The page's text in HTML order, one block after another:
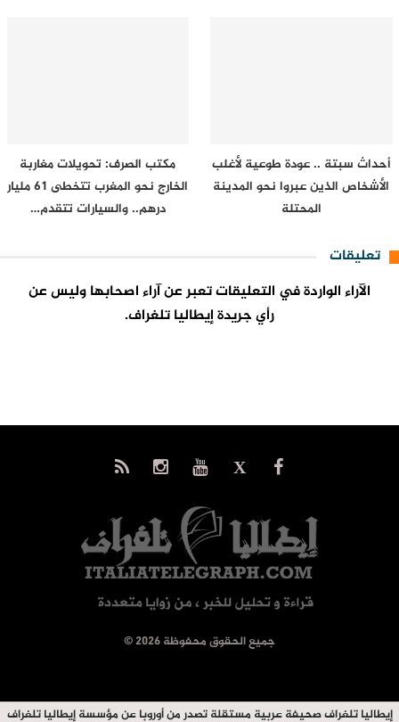
أحداث سبتة .. عودة طوعية لأغلب
الأشخاص الذين عبروا نحو المدينة
المحتلة
مكتب الصرف: تحويلات مغاربة
الخارج نحو المغرب تتخطى 61 مليار
درهم.. والسيارات تتقدم…
تعليقات
الآراء الواردة في التعليقات تعبر عن آراء اصحابها وليس عن
رأي جريدة إيطاليا تلغراف.
© جميع الحقوق محفوظة 2026
إيطاليا تلغراف صحيفة عربية مستقلة تصدر من أوروبا عن مؤسسة إيطاليا تلغراف